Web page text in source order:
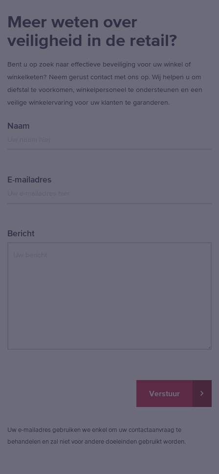
Meer weten over
veiligheid in de retail?
Bent u op zoek naar effectieve beveiliging voor uw winkel of
winkelketen? Neem gerust contact met ons op. Wij helpen u om
diefstal te voorkomen, winkelpersoneel te ondersteunen en een
veilige winkelervaring voor uw klanten te garanderen.
Naam
E-mailadres
Bericht
Verstuur
Uw e-mailadres gebruiken we enkel om uw contactaanvraag te
behandelen en zal niet voor andere doeleinden gebruikt worden.